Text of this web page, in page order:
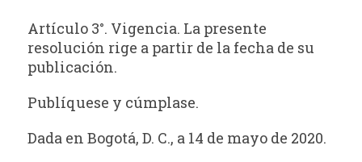
Artículo 3°. Vigencia. La presente
resolución rige a partir de la fecha de su
publicación.
Publíquese y cúmplase.
Dada en Bogotá, D. C., a 14 de mayo de 2020.